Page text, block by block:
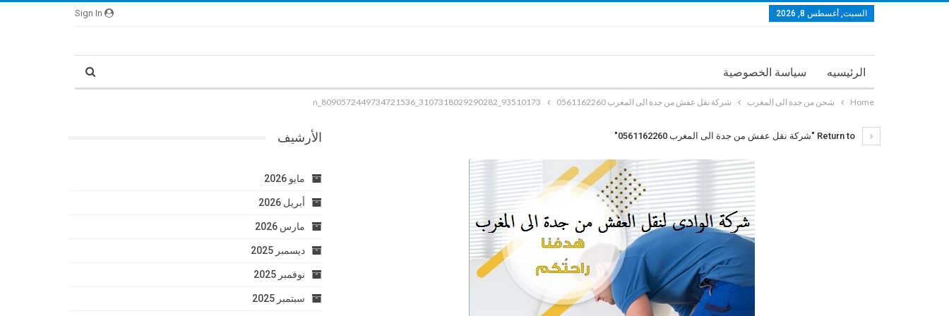
السبت, أغسطس 8, 2026
الرئيسيه سياسة الخصوصية
Home شحن من جدة الى المغرب شركة نقل عفش من جدة الى المغرب 0561162260 93510173_3107318029290282_8090572449734721536_n
الأرشيف
مايو 2026
أبريل 2026
مارس 2026
ديسمبر 2025
نوفمبر 2025
سبتمبر 2025